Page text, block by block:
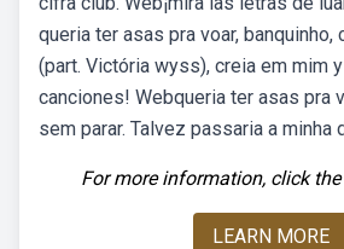
queria ter asas pra voar, banquinho,
(part. Victória wyss), creia em mim
canciones! Webqueria ter asas pra
sem parar. Talvez passaria a minha
For more information, click
LEARN MORE